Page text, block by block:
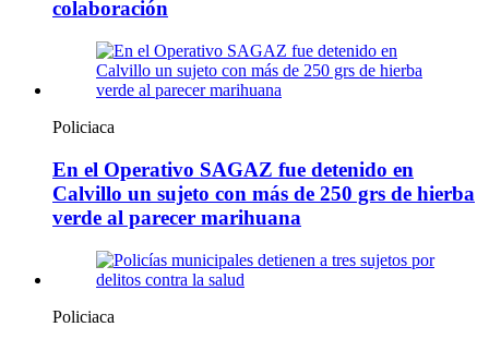
colaboración
Policiaca
En el Operativo SAGAZ fue detenido en
Calvillo un sujeto con más de 250 grs de hierba
verde al parecer marihuana
Policiaca